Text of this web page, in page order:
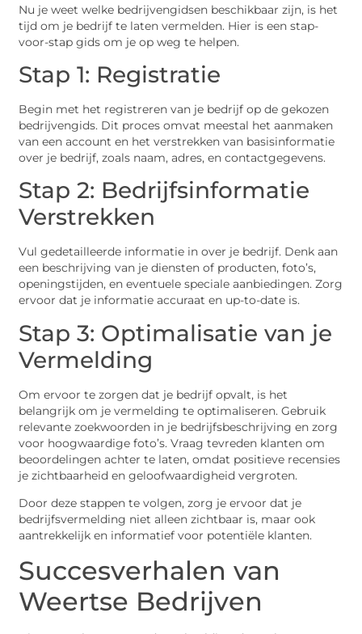
Nu je weet welke bedrijvengidsen beschikbaar zijn, is het
tijd om je bedrijf te laten vermelden. Hier is een stap-
voor-stap gids om je op weg te helpen.
Stap 1: Registratie
Begin met het registreren van je bedrijf op de gekozen
bedrijvengids. Dit proces omvat meestal het aanmaken
van een account en het verstrekken van basisinformatie
over je bedrijf, zoals naam, adres, en contactgegevens.
Stap 2: Bedrijfsinformatie
Verstrekken
Vul gedetailleerde informatie in over je bedrijf. Denk aan
een beschrijving van je diensten of producten, foto’s,
openingstijden, en eventuele speciale aanbiedingen. Zorg
ervoor dat je informatie accuraat en up-to-date is.
Stap 3: Optimalisatie van je
Vermelding
Om ervoor te zorgen dat je bedrijf opvalt, is het
belangrijk om je vermelding te optimaliseren. Gebruik
relevante zoekwoorden in je bedrijfsbeschrijving en zorg
voor hoogwaardige foto’s. Vraag tevreden klanten om
beoordelingen achter te laten, omdat positieve recensies
je zichtbaarheid en geloofwaardigheid vergroten.
Door deze stappen te volgen, zorg je ervoor dat je
bedrijfsvermelding niet alleen zichtbaar is, maar ook
aantrekkelijk en informatief voor potentiële klanten.
Succesverhalen van
Weertse Bedrijven